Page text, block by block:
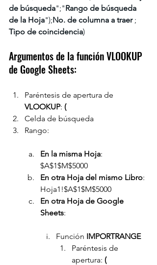
de búsqueda";"Rango de búsqueda
de la Hoja");No. de columna a traer ;
Tipo de coincidencia)
Argumentos de la función VLOOKUP
de Google Sheets:
Paréntesis de apertura de
VLOOKUP: (
Celda de búsqueda
Rango:
En la misma Hoja:
$A$1$M$5000
En otra Hoja del mismo Libro:
Hoja1!$A$1$M$5000
En otra Hoja de Google
Sheets:
Función IMPORTRANGE
Paréntesis de
apertura: (